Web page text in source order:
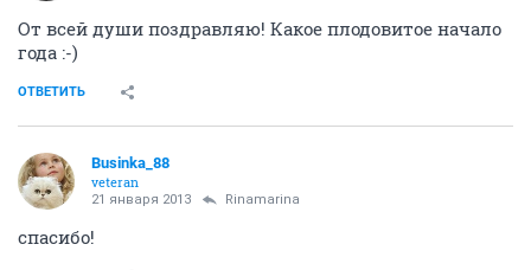
От всей души поздравляю! Какое плодовитое начало
года :-)
ОТВЕТИТЬ
Businka_88
veteran
21 января 2013 Rinamarina
спасибо!